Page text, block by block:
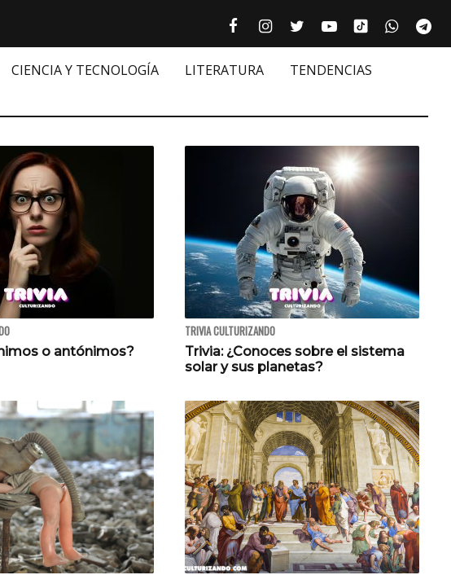
 Facebook culturizando.com |
 Instagram
 Twitter
 Youtube
Tiktok
 
CIENCIA Y TECNOLOGÍA LITERATURA TENDENCIAS
o antónimos?
TRIVIA CULTURIZANDO
Trivia: ¿Conoces sobre el sistema
solar y sus planetas?